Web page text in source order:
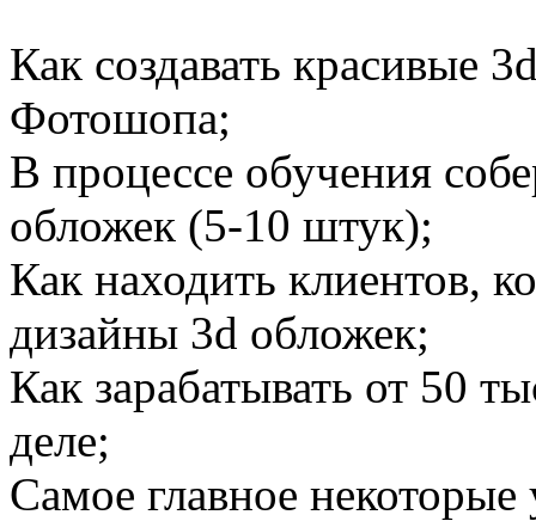
Как создавать красивые
Фотошопа;
В процессе обучения
обложек (5-10 штук);
Как находить клиентов,
дизайны 3d обложек;
Как зарабатывать от 50
деле;
Самое главное